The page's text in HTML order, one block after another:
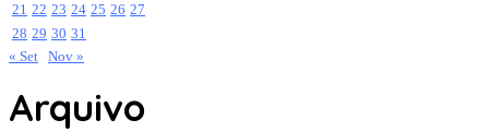
21 22 23 24 25 26 27
28 29 30 31
« Set Nov »
Arquivo